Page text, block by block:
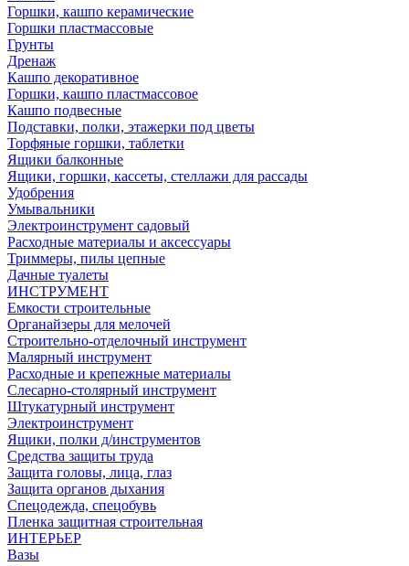
Горшки, кашпо керамические
Горшки пластмассовые
Грунты
Дренаж
Кашпо декоративное
Горшки, кашпо пластмассовое
Кашпо подвесные
Подставки, полки, этажерки под цветы
Торфяные горшки, таблетки
Ящики балконные
Ящики, горшки, кассеты, стеллажи для рассады
Удобрения
Умывальники
Электроинструмент садовый
Расходные материалы и аксессуары
Триммеры, пилы цепные
Дачные туалеты
ИНСТРУМЕНТ
Емкости строительные
Органайзеры для мелочей
Строительно-отделочный инструмент
Малярный инструмент
Расходные и крепежные материалы
Слесарно-столярный инструмент
Штукатурный инструмент
Электроинструмент
Ящики, полки д/инструментов
Средства защиты труда
Защита головы, лица, глаз
Защита органов дыхания
Спецодежда, спецобувь
Пленка защитная строительная
ИНТЕРЬЕР
Вазы